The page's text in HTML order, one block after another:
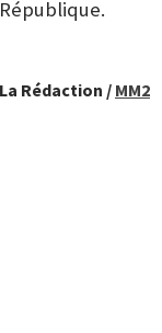
La Rédaction / MM2